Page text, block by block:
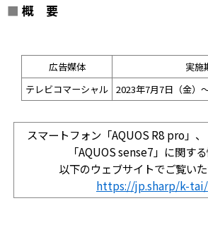
■ 概 要
広告媒体
実施
テレビコマーシャル 2023年7月7日（金）
スマートフォン「AQUOS R8 pro」、
「AQUOS sense7」に関する
以下のウェブサイトでご覧いた
https://jp.sharp/k-tai/